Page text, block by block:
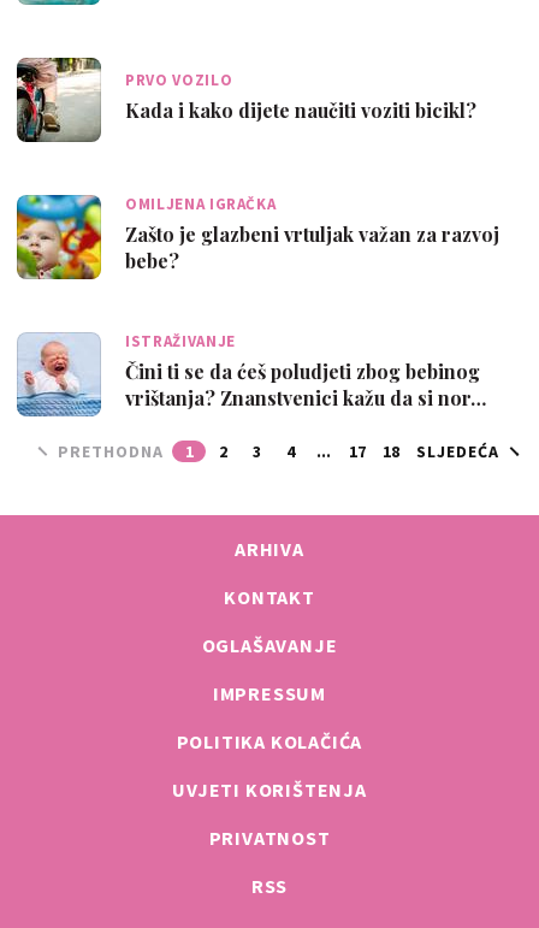
PRVO VOZILO
Kada i kako dijete naučiti voziti bicikl?
OMILJENA IGRAČKA
Zašto je glazbeni vrtuljak važan za razvoj
bebe?
ISTRAŽIVANJE
Čini ti se da ćeš poludjeti zbog bebinog
vrištanja? Znanstvenici kažu da si nor…
PRETHODNA 1 2 3 4 ... 17 18 SLJEDEĆA
ARHIVA
KONTAKT
OGLAŠAVANJE
IMPRESSUM
POLITIKA KOLAČIĆA
UVJETI KORIŠTENJA
PRIVATNOST
RSS